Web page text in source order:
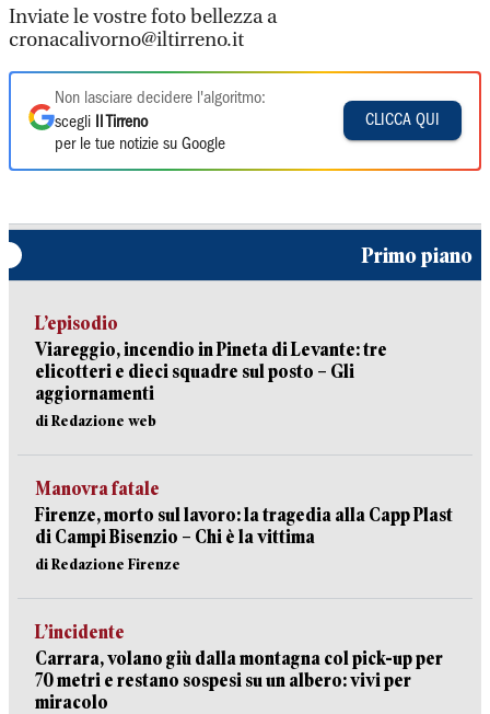
Inviate le vostre foto bellezza a
cronacalivorno@iltirreno.it
Non lasciare decidere l'algoritmo:
scegli
Il Tirreno
per le tue notizie su Google
CLICCA QUI
Primo piano
L’episodio
Viareggio, incendio in Pineta di Levante: tre
elicotteri e dieci squadre sul posto – Gli
aggiornamenti
di Redazione web
Manovra fatale
Firenze, morto sul lavoro: la tragedia alla Capp Plast
di Campi Bisenzio – Chi è la vittima
di Redazione Firenze
L’incidente
Carrara, volano giù dalla montagna col pick-up per
70 metri e restano sospesi su un albero: vivi per
miracolo